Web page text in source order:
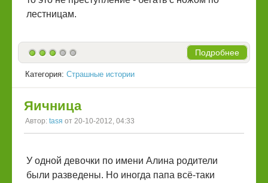
лестницам.
Подробнее
Категория: Страшные истории
Яичница
Автор: tasя от 20-10-2012, 04:33
У одной девочки по имени Алина родители
были разведены. Но иногда папа всё-таки